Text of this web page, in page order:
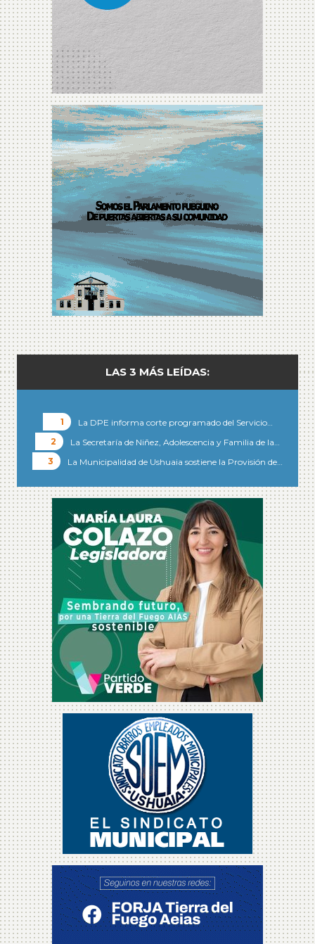
LAS 3 MÁS LEÍDAS:
La DPE informa corte programado del Servicio…
La Secretaría de Niñez, Adolescencia y Familia de la…
La Municipalidad de Ushuaia sostiene la Provisión de…